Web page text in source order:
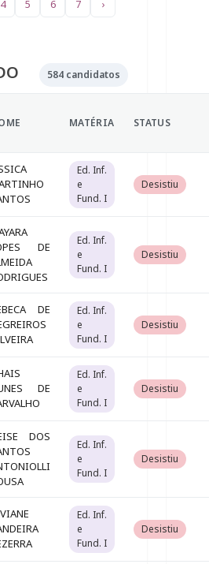
4 5 6 7
›
584 candidatos
MATÉRIA STATUS
Ed. Inf.
e
Fund. I
Desistiu
DE
Ed. Inf.
e
Fund. I
Desistiu
DE
Ed. Inf.
e
Fund. I
Desistiu
DE
Ed. Inf.
e
Fund. I
Desistiu
DOS
Ed. Inf.
e
Fund. I
Desistiu
Ed. Inf.
e
Fund. I
Desistiu